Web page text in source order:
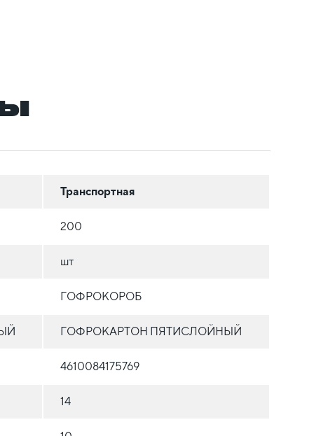
Транспортная
200
шт
ГОФРОКОРОБ
ГОФРОКАРТОН ПЯТИСЛОЙНЫЙ
4610084175769
14